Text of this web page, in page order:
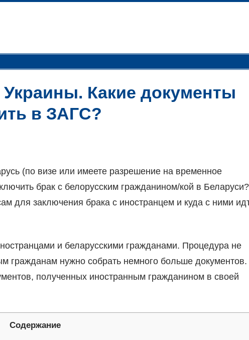
Какие документы
в ЗАГС?
(по визе или имеете разрешение на временное
брак с белорусским гражданином/кой в Беларуси?
для заключения брака с иностранцем и куда с ними
и беларусскими гражданами. Процедура не
гражданам нужно собрать немного больше документов.
полученных иностранным гражданином в своей
Содержание